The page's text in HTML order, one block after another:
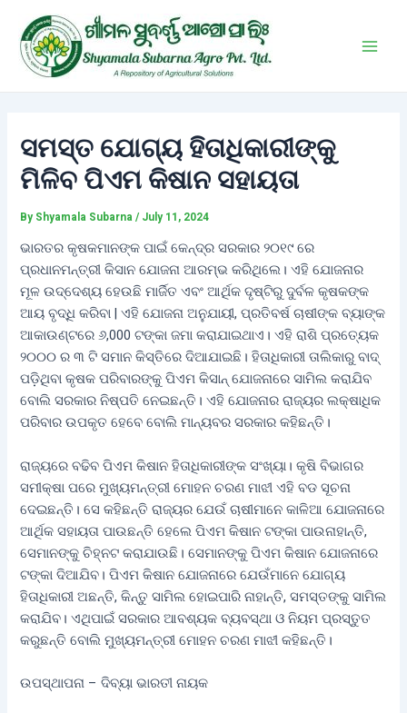
content
ସମସ୍ତ ଯୋଗ୍ୟ ହିତାଧିକାରୀଙ୍କୁ
ମିଳିବ ପିଏମ କିଷାନ ସହାୟତା
By Shyamala Subarna/ July 11, 2024
ଭାରତର କୃଷକମାନଙ୍କ ପାଇଁ କେନ୍ଦ୍ର ସରକାର ୨୦୧୯ ରେ
ପ୍ରଧାନମନ୍ତ୍ରୀ କିସାନ ଯୋଜନା ଆରମ୍ଭ କରିଥିଲେ। ଏହି ଯୋଜନାର
ମୂଳ ଉଦ୍ଦେଶ୍ୟ ହେଉଛି ମାର୍ଜିତ ଏବଂ ଆର୍ଥିକ ଦୃଷ୍ଟିରୁ ଦୁର୍ବଳ କୃଷକଙ୍କ
ଆୟ ବୃଦ୍ଧି କରିବା | ଏହି ଯୋଜନା ଅନୁଯାୟୀ, ପ୍ରତିବର୍ଷ ଚାଷୀଙ୍କ ବ୍ୟାଙ୍କ
ଆକାଉଣ୍ଟରେ ୬,000 ଟଙ୍କା ଜମା କରାଯାଇଥାଏ। ଏହି ରାଶି ପ୍ରତ୍ୟେକ
୨୦୦୦ ର ୩ ଟି ସମାନ କିସ୍ତିରେ ଦିଆଯାଇଛି। ହିତାଧିକାରୀ ତାଲିକାରୁ ବାଦ୍
ପଡ଼ିଥିବା କୃଷକ ପରିବାରଙ୍କୁ ପିଏମ କିସାନ୍ ଯୋଜନାରେ ସାମିଲ କରାଯିବ
ବୋଲି ସରକାର ନିଷ୍ପତି ନେଇଛନ୍ତି। ଏହି ଯୋଜନାର ରାଜ୍ୟର ଲକ୍ଷାଧିକ
ପରିବାର ଉପକୃତ ହେବେ ବୋଲି ମାନ୍ୟବର ସରକାର କହିଛନ୍ତି।
ରାଜ୍ୟରେ ବଢିବ ପିଏମ କିଷାନ ହିତାଧିକାରୀଙ୍କ ସଂଖ୍ୟା। କୃଷି ବିଭାଗର
ସମୀକ୍ଷା ପରେ ମୁଖ୍ୟମନ୍ତ୍ରୀ ମୋହନ ଚରଣ ମାଝୀ ଏହି ବଡ ସୂଚନା
ଦେଇଛନ୍ତି। ସେ କହିଛନ୍ତି ରାଜ୍ୟର ଯେଉଁ ଚାଷୀମାନେ କାଳିଆ ଯୋଜନାରେ
ଆର୍ଥିକ ସହାୟତା ପାଉଛନ୍ତି ହେଲେ ପିଏମ କିଷାନ ଟଙ୍କା ପାଉନାହାନ୍ତି,
ସେମାନଙ୍କୁ ଚିହ୍ନଟ କରାଯାଉଛି। ସେମାନଙ୍କୁ ପିଏମ କିଷାନ ଯୋଜନାରେ
ଟଙ୍କା ଦିଆଯିବ। ପିଏମ କିଷାନ ଯୋଜନାରେ ଯେଉଁମାନେ ଯୋଗ୍ୟ
ହିତାଧିକାରୀ ଅଛନ୍ତି, କିନ୍ତୁ ସାମିଲ ହୋଇପାରି ନାହାନ୍ତି, ସମସ୍ତଙ୍କୁ ସାମିଲ
କରାଯିବ। ଏଥିପାଇଁ ସରକାର ଆବଶ୍ୟକ ବ୍ୟବସ୍ଥା ଓ ନିୟମ ପ୍ରସ୍ତୁତ
କରୁଛନ୍ତି ବୋଲି ମୁଖ୍ୟମନ୍ତ୍ରୀ ମୋହନ ଚରଣ ମାଝୀ କହିଛନ୍ତି।
ଉପସ୍ଥାପନା – ଦିବ୍ୟା ଭାରତୀ ନାୟକ
navigation